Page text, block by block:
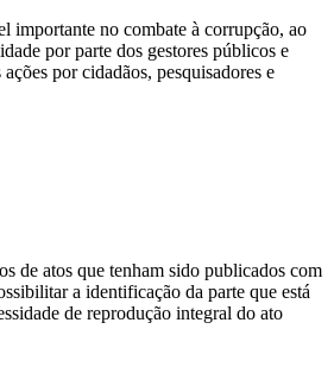
importante no combate à corrupção, ao
por parte dos gestores públicos e
por cidadãos, pesquisadores e
de atos que tenham sido publicados com
a identificação da parte que está
de reprodução integral do ato